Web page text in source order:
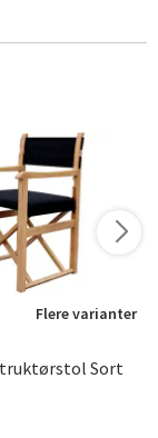
Flere varianter
Sort